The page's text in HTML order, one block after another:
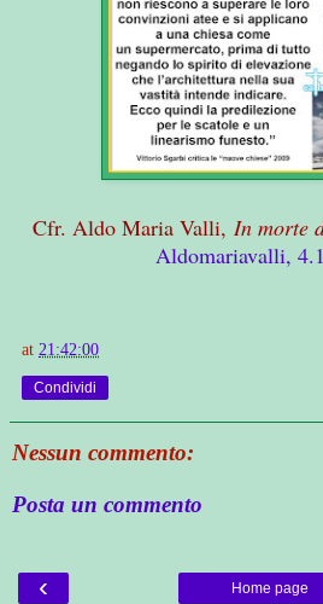
Cfr. Aldo Maria Valli, In morte
Aldomariavalli,
at 21:42:00
Condividi
Nessun commento:
Posta un commento
‹ Home page